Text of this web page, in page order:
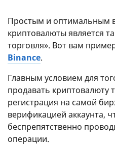
Простым и оптимальным
криптовалюты является
торговля». Вот вам
Binance.
Главным условием для
продавать криптовалюту
регистрация на самой
верификацией аккаунта,
беспрепятственно
операции.